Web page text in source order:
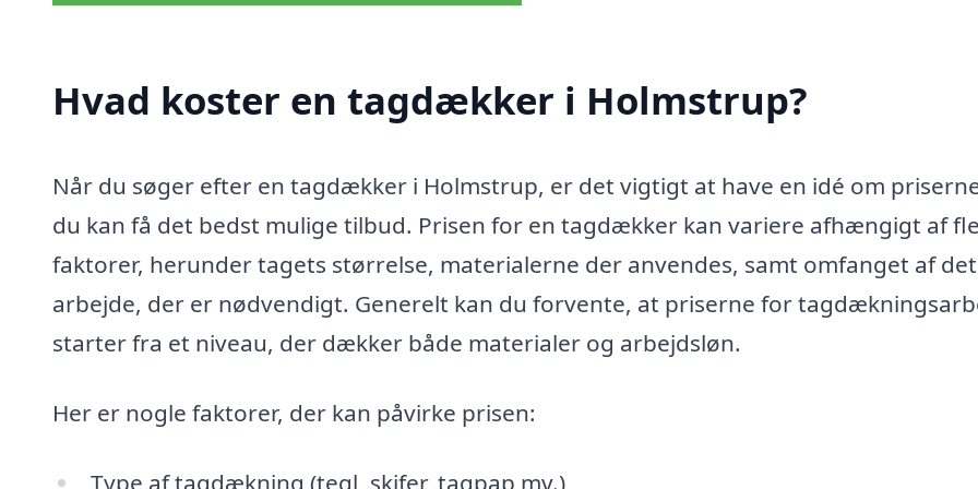
Hvad koster en tagdækker i Holmstrup?
Når du søger efter en tagdækker i Holmstrup, er det vigtigt at have en idé om
du kan få det bedst mulige tilbud. Prisen for en tagdækker kan variere afhængigt af
faktorer, herunder tagets størrelse, materialerne der anvendes, samt omfanget af det
arbejde, der er nødvendigt. Generelt kan du forvente, at priserne for
starter fra et niveau, der dækker både materialer og arbejdsløn.
Her er nogle faktorer, der kan påvirke prisen:
Type af tagdækning (tegl, skifer, tagpap mv.)